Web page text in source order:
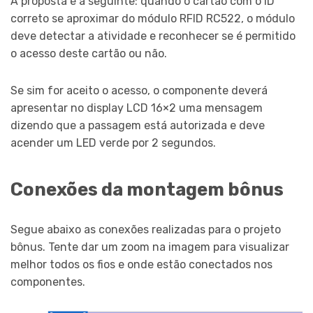
correto se aproximar do módulo RFID RC522, o módulo
deve detectar a atividade e reconhecer se é permitido
o acesso deste cartão ou não.
Se sim for aceito o acesso, o componente deverá
apresentar no display LCD 16×2 uma mensagem
dizendo que a passagem está autorizada e deve
acender um LED verde por 2 segundos.
Conexões da montagem bônus
Segue abaixo as conexões realizadas para o projeto
bônus. Tente dar um zoom na imagem para visualizar
melhor todos os fios e onde estão conectados nos
componentes.